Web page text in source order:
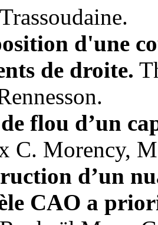
d'une
de droite.
flou d’un
C. Morency,
d’un
CAO a